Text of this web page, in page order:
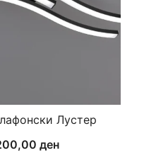
Лустер
ден